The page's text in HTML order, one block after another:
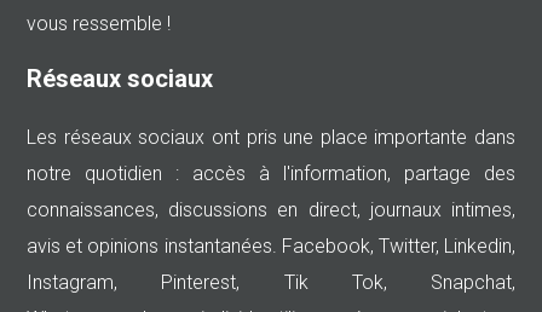
vous ressemble !
Réseaux sociaux
Les réseaux sociaux ont pris une place importante dans
notre quotidien : accès à l'information, partage des
connaissances, discussions en direct, journaux intimes,
avis et opinions instantanées. Facebook, Twitter, Linkedin,
Instagram, Pinterest, Tik Tok, Snapchat,